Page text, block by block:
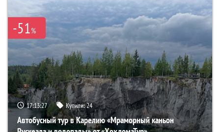
-51%
17:13:26 Купили:24
Автобусный тур в Карелию «Мраморный каньон